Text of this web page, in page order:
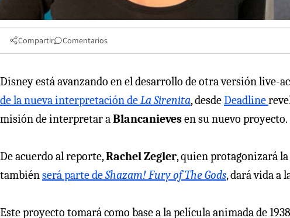
Compartir Comentarios
Disney está avanzando en el desarrollo de otra versión live-
de la nueva interpretación deLa Sirenita, desdeDeadline
misión de interpretar aBlancanievesen su nuevo proyecto.
De acuerdo al reporte,Rachel Zegler, quien protagonizará
tambiénserá parte deShazam! Fury of The Gods, dará vida a
Este proyecto tomará como base a la película animada de